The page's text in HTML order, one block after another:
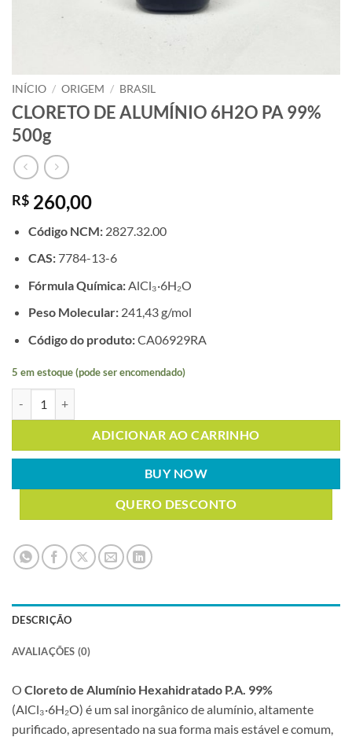
INÍCIO / ORIGEM / BRASIL
CLORETO DE ALUMÍNIO 6H2O PA 99%
500g
R$ 260,00
Código NCM:2827.32.00
CAS:7784-13-6
Fórmula Química:AlCl₃·6H₂O
Peso Molecular:241,43 g/mol
Código do produto:CA06929RA
5 em estoque (pode ser encomendado)
ADICIONAR AO CARRINHO
BUY NOW
QUERO DESCONTO
DESCRIÇÃO
AVALIAÇÕES (0)
O Cloreto de Alumínio Hexahidratado P.A. 99%
(AlCl₃·6H₂O) é um sal inorgânico de alumínio, altamente
purificado, apresentado na sua forma mais estável e comum,